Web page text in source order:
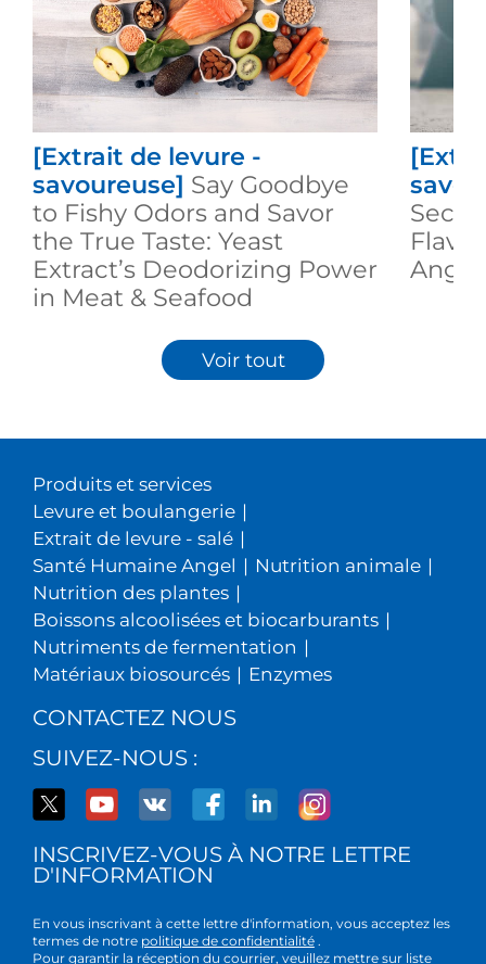
[Extrait de levure -
savoureuse] Say Goodbye
to Fishy Odors and Savor
the True Taste: Yeast
Extract’s Deodorizing Power
in Meat & Seafood
Voir tout
Produits et services
Levure et boulangerie |
Extrait de levure - salé |
Santé Humaine Angel | Nutrition animale |
Nutrition des plantes |
Boissons alcoolisées et biocarburants |
Nutriments de fermentation |
Matériaux biosourcés | Enzymes
CONTACTEZ NOUS
SUIVEZ-NOUS :
INSCRIVEZ-VOUS À NOTRE LETTRE
D'INFORMATION
En vous inscrivant à cette lettre d'information, vous acceptez les
termes de notre politique de confidentialité.
Pour garantir la réception du courrier, veuillez mettre sur liste